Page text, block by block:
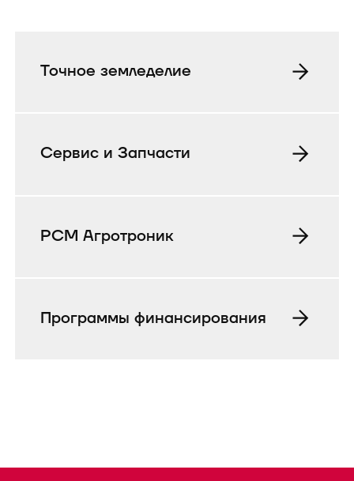
Точное земледелие
Сервис и Запчасти
РСМ Агротроник
Программы финансирования